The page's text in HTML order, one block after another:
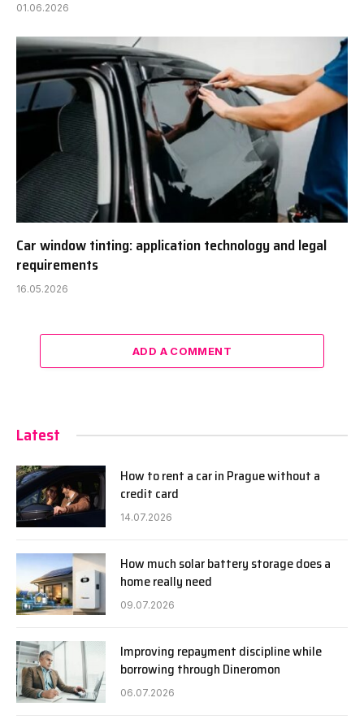
01.06.2026
Car window tinting: application technology and legal
requirements
16.05.2026
ADD A COMMENT
Latest
How to rent a car in Prague without a
credit card
14.07.2026
How much solar battery storage does a
home really need
09.07.2026
Improving repayment discipline while
borrowing through Dineromon
06.07.2026